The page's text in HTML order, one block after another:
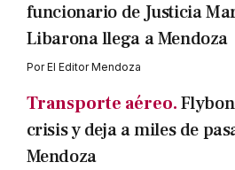
funcionario de Justicia
Libarona llega a Mendoza
PorEl Editor Mendoza
Transporte aéreo.
crisis y deja a miles de
Mendoza